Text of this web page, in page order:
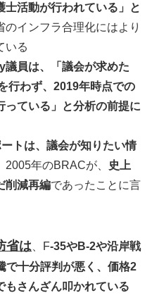
活動が行われている」と
のインフラ合理化にはより
いる
員は、「議会が求めた
行わず、2019年時点での
っている」と分析の前提に
トは、議会が知りたい情
2005年のBRACが、
史上
削減再編であったことに言
省は 、F-35やB-2や沿岸戦
で十分評判が悪く、価格2
もさんざん叩かれている